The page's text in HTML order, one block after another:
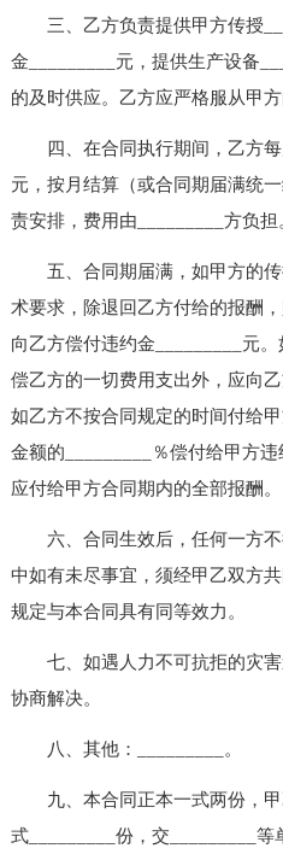
三、乙方负责提供甲方传授
金_________元，提供生产设备
的及时供应。乙方应严格服从甲方
四、在合同执行期间，乙方每
元，按月结算（或合同期届满统
责安排，费用由_________方负担
五、合同期届满，如甲方的传
术要求，除退回乙方付给的报酬
向乙方偿付违约金_________元
偿乙方的一切费用支出外，应向乙
如乙方不按合同规定的时间付给
金额的_________％偿付给甲方
应付给甲方合同期内的全部报酬。
六、合同生效后，任何一方不
中如有未尽事宜，须经甲乙双方
规定与本合同具有同等效力。
七、如遇人力不可抗拒的灾害
协商解决。
八、其他：_________。
九、本合同正本一式两份，甲
式_________份，交_________等